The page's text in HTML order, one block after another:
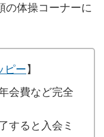
体操コーナーに
ピー】
会費など完全
すると入会ミ